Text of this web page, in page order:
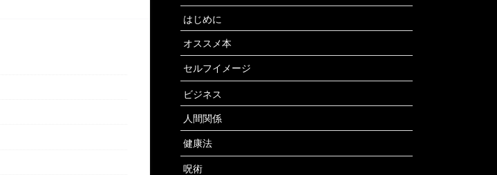
はじめに
オススメ本
セルフイメージ
ビジネス
人間関係
健康法
呪術